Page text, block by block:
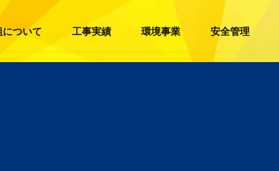
ついて 工事実績 環境事業 安全管理